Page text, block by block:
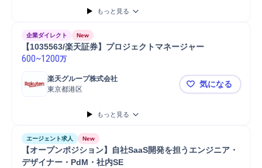
もっと見る
企業ダイレクト New
【1035563/楽天証券】プロジェクトマネージャー
600~1200万
楽天グループ株式会社
東京都港区
【1035563/
気になる
もっと見る
エージェント求人 New
【オープンポジション】自社SaaS開発を担うエンジニア・
デザイナー・PdM・社内SE